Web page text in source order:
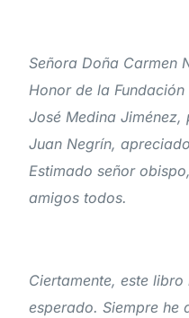
Señora Doña Carmen
Honor de la
José Medina Jiménez,
Juan Negrín,
Estimado señor
amigos todos.
Ciertamente, este
esperado. Siempre he